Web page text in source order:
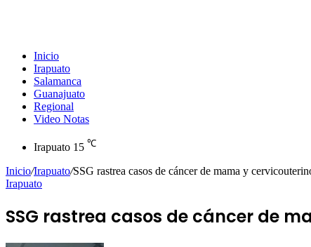
Inicio
Irapuato
Salamanca
Guanajuato
Regional
Video Notas
Irapuato 15 ℃
Inicio/Irapuato/SSG rastrea casos de cáncer de mama y
Irapuato
SSG rastrea casos de cáncer de